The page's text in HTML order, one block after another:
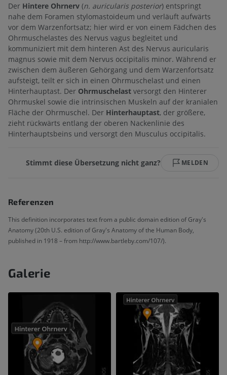
Der Hintere Ohrnerv (n. auricularis posterior) entspringt
nahe dem Foramen stylomastoideum und verläuft aufwärts
vor dem Warzenfortsatz; hier wird er von einem Fädchen des
Ohrmuschelastes des Nervus vagus begleitet und
kommuniziert mit dem hinteren Ast des Nervus auricularis
magnus sowie mit dem Nervus occipitalis minor. Während er
zwischen dem äußeren Gehörgang und dem Warzenfortsatz
aufsteigt, teilt er sich in einen Ohrmuschelast und einen
Hinterhauptast. Der Ohrmuschelast versorgt den Hinterer
Ohrmuskel sowie die intrinsischen Muskeln auf der kranialen
Fläche der Ohrmuschel. Der Hinterhauptast, der größere,
zieht rückwärts entlang der oberen Nackenlinie des
Hinterhauptsbeins und versorgt den Musculus occipitalis.
Stimmt diese Übersetzung nicht ganz? MELDEN
Referenzen
This definition incorporates text from a public domain edition of Gray's
Anatomy (20th U.S. edition of Gray's Anatomy of the Human Body,
published in 1918 – from http://www.bartleby.com/107/).
Galerie